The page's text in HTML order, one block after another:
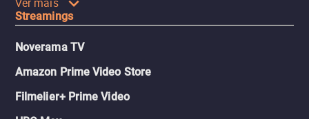
Streamings
Noverama TV
Amazon Prime Video Store
Filmelier+ Prime Video